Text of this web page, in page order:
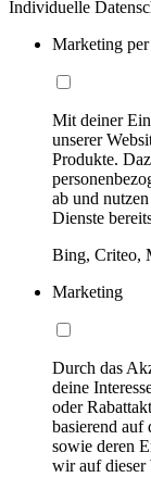
Individuelle
Marketing
Mit deiner
unserer
Produkte.
ab und
Dienste
Bing, Criteo,
Marketing
Durch das
deine
oder
basierend auf
sowie deren
wir auf dieser